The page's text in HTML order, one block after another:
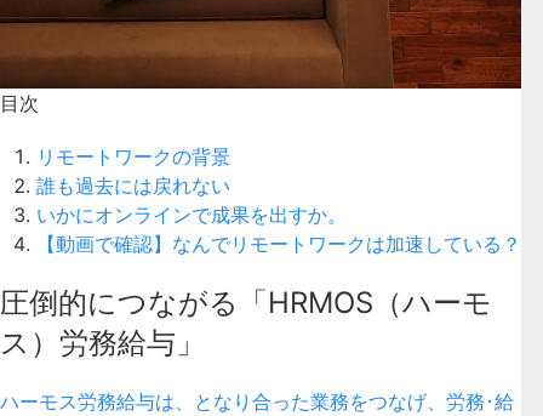
目次
リモートワークの背景
誰も過去には戻れない
いかにオンラインで成果を出すか。
【動画で確認】なんでリモートワークは加速している？
圧倒的につながる「HRMOS（ハーモ
ス）労務給与」
ハーモス労務給与は、となり合った業務をつなげ、労務･給